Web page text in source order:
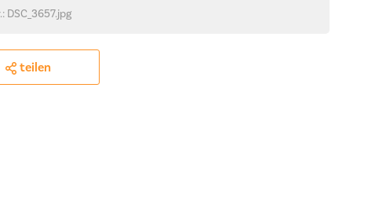
DSC_3657.jpg
teilen